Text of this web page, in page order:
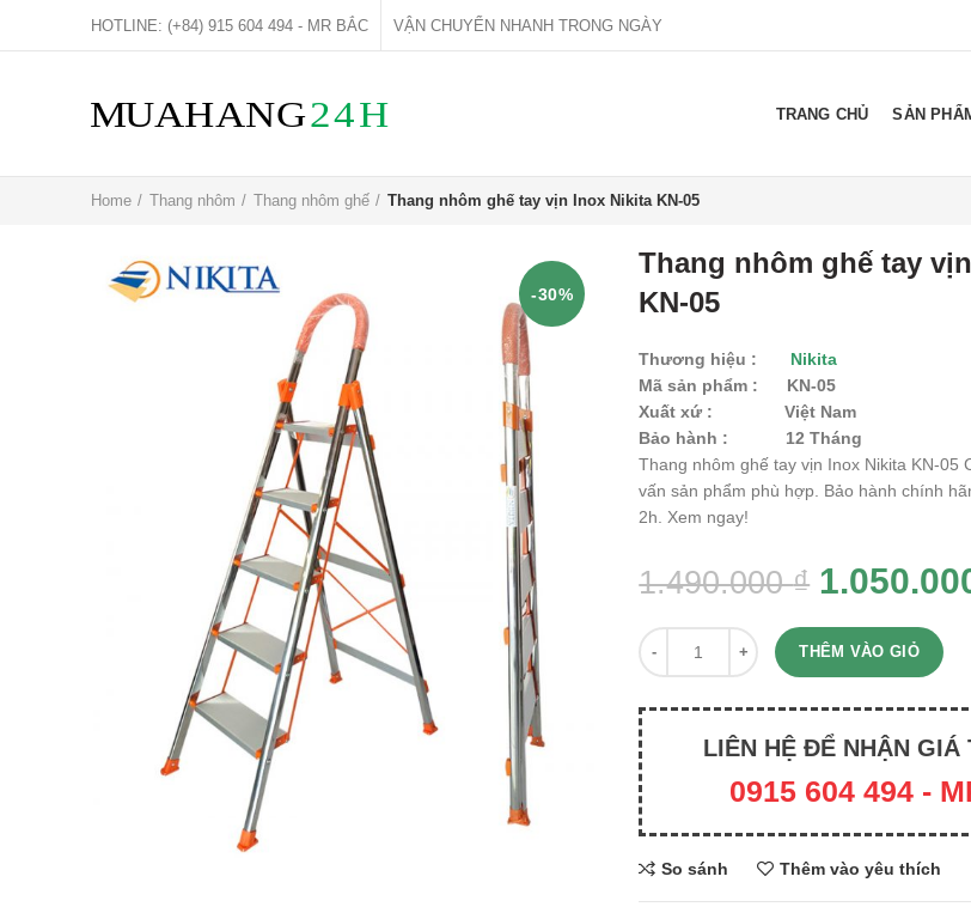
HOTLINE: (+84) 915 604 494 - MR BẮC VẬN CHUYỂN NHANH TRONG NGÀY
TRANG CHỦ SẢN
Home Thang nhôm Thang nhôm ghế Thang nhôm ghế tay vịn Inox Nikita KN-05
-30%
Thang nhôm ghế tay
KN-05
Thương hiệu :
Nikita
Mã sản phẩm : KN-05
Xuất xứ :Việt Nam
Bảo hành : 12 Tháng
Thang nhôm ghế tay vịn Inox Nikita KN-05
vấn sản phẩm phù hợp. Bảo hành chính
2h. Xem ngay!
1.490.000₫
Quantity
THÊM VÀO GIỎ
LIÊN HỆ ĐỂ NHẬN GIÁ
0915 604 494 -
So sánh Thêm vào yêu thích